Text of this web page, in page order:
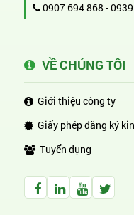
0907 694 868 -
VỀ CHÚNG TÔI
Giới thiệu công ty
Giấy phép đăng ký
Tuyển dụng
Facebook Huỳnh
LinkedIn